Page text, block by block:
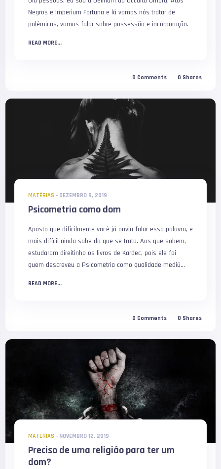
Negros e Imperium Fortuna e lá vamos nós tratar de
polêmicas, vamos falar sobre possessão e incorporação.
READ MORE...
0 Comments 0 Shares
MATÉRIAS - DEZEMBRO 9, 2019
Psicometria como dom
Aposto que dificilmente você já ouviu falar essa palavra, e
mais difícil ainda sabe do que se trata. Aos que sabem,
estudaram direitinho os livros de Kardec, pois ele foi
quem descreveu a Psicometria como qualidade mediú...
READ MORE...
0 Comments 0 Shares
MATÉRIAS - NOVEMBRO 12, 2019
Preciso de uma religião para ter um
dom?